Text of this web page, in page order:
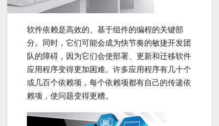
软件依赖是高效的、基于组件的编程的关键部
分。同时，它们可能会成为快节奏的敏捷开发团
队的障碍，因为它们会使部署、更新和迁移软件
应用程序变得更加困难。许多应用程序有几十个
或几百个依赖项，每个依赖项都有自己的传递依
赖项，使问题变得更糟。